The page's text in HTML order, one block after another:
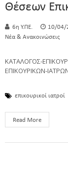
Θέσεων
6η Υ.ΠΕ. 10/04/
Νέα & Ανακοινώσεις
ΚΑΤΑΛΟΓΟΣ-
ΕΠΙΚΟΥΡΙΚΩΝ-
επικουρικοί ιατροί
Read More